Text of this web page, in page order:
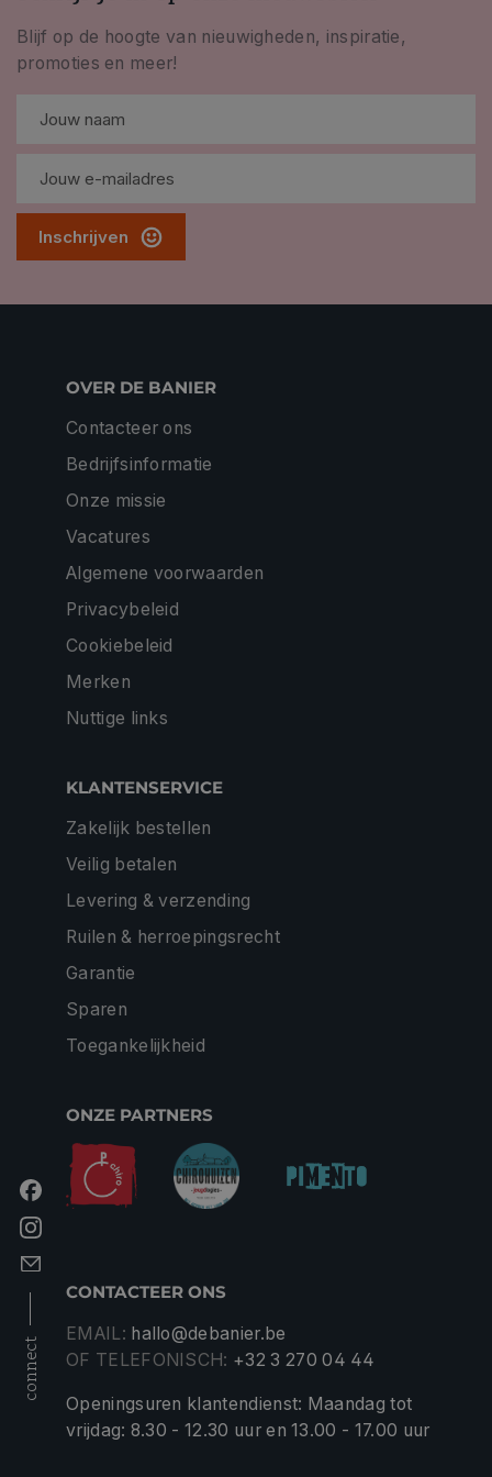
Blijf op de hoogte van nieuwigheden, inspiratie,
promoties en meer!
Inschrijven
connect
OVER DE BANIER
Contacteer ons
Bedrijfsinformatie
Onze missie
Vacatures
Algemene voorwaarden
Privacybeleid
Cookiebeleid
Merken
Nuttige links
KLANTENSERVICE
Zakelijk bestellen
Veilig betalen
Levering & verzending
Ruilen & herroepingsrecht
Garantie
Sparen
Toegankelijkheid
ONZE PARTNERS
CONTACTEER ONS
EMAIL: hallo@debanier.be
OF TELEFONISCH: +32 3 270 04 44
Openingsuren klantendienst: Maandag tot
vrijdag: 8.30 - 12.30 uur en 13.00 - 17.00 uur